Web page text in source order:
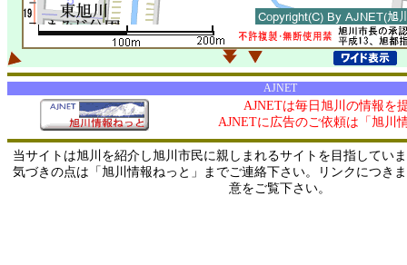
AJNET
AJNETは毎日旭川の情報を
AJNETに広告のご依頼は「旭川
当サイトは旭川を紹介し旭川市民に親しまれるサイトを目指してい
気づきの点は「旭川情報ねっと」までご連絡下さい。リンクにつき
意をご覧下さい。